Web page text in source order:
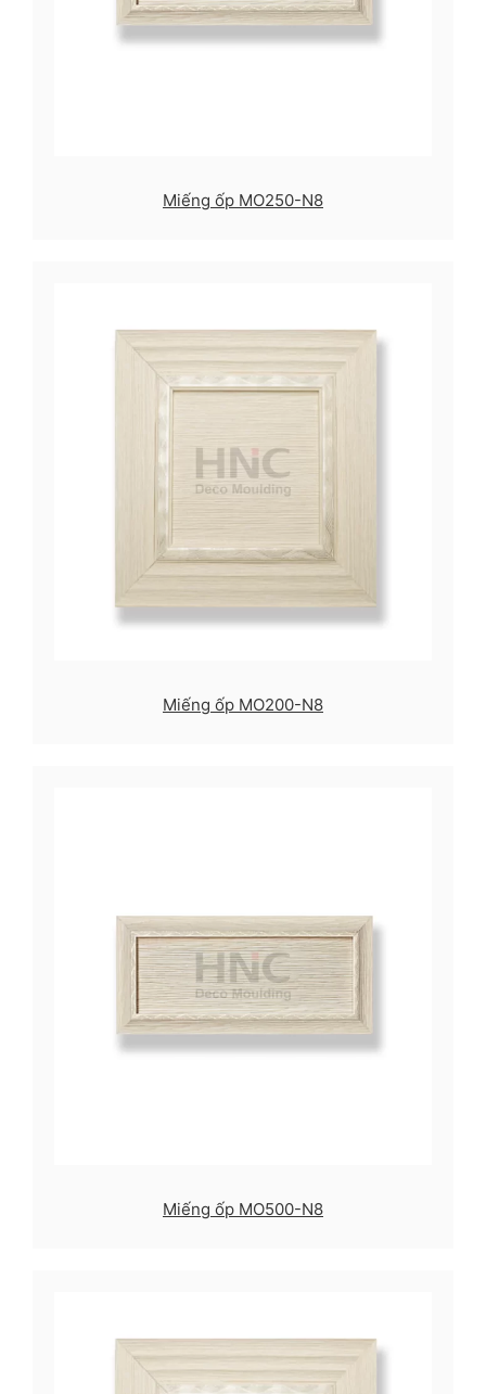
Miếng ốp MO250-N8
Miếng ốp MO200-N8
Miếng ốp MO500-N8